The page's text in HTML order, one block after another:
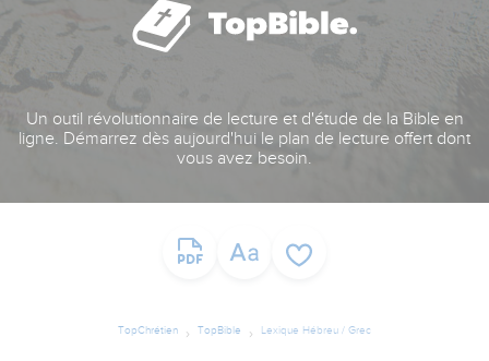
Un outil révolutionnaire de lecture et d'étude de la Bible en
ligne. Démarrez dès aujourd'hui le plan de lecture offert dont
vous avez besoin.
TopChrétien TopBible Lexique Hébreu / Grec